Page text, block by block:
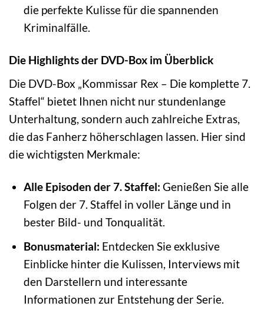
die perfekte Kulisse für die spannenden
Kriminalfälle.
Die Highlights der DVD-Box im Überblick
Die DVD-Box „Kommissar Rex – Die komplette 7.
Staffel“ bietet Ihnen nicht nur stundenlange
Unterhaltung, sondern auch zahlreiche Extras,
die das Fanherz höherschlagen lassen. Hier sind
die wichtigsten Merkmale:
Alle Episoden der 7. Staffel: Genießen Sie alle
Folgen der 7. Staffel in voller Länge und in
bester Bild- und Tonqualität.
Bonusmaterial: Entdecken Sie exklusive
Einblicke hinter die Kulissen, Interviews mit
den Darstellern und interessante
Informationen zur Entstehung der Serie.